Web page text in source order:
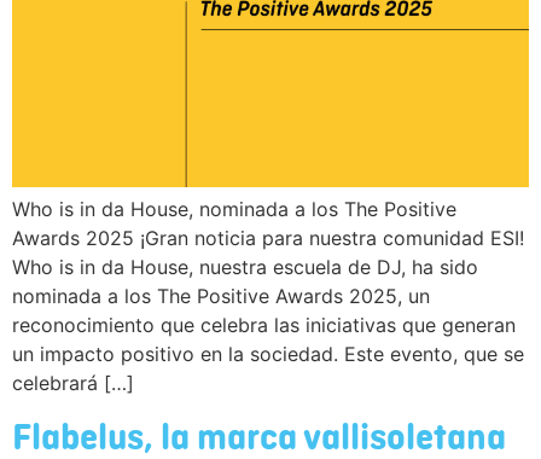
Who is in da House, nominada a los The Positive
Awards 2025 ¡Gran noticia para nuestra comunidad ESI!
Who is in da House, nuestra escuela de DJ, ha sido
nominada a los The Positive Awards 2025, un
reconocimiento que celebra las iniciativas que generan
un impacto positivo en la sociedad. Este evento, que se
celebrará […]
Flabelus, la marca vallisoletana